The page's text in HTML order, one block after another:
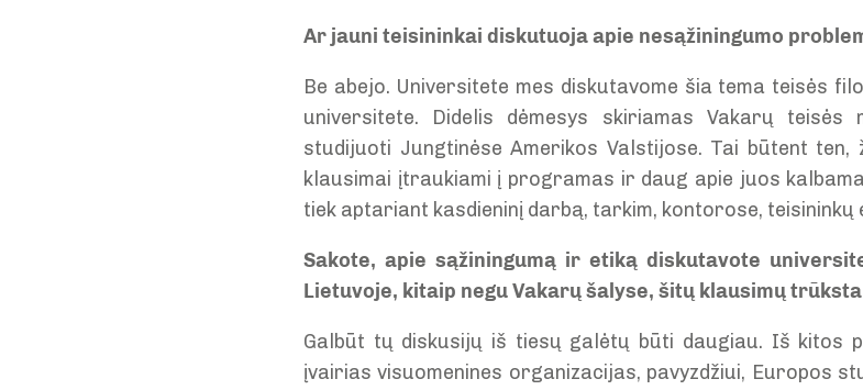
Ar jauni teisininkai diskutuoja apie nesąžiningumo
Be abejo. Universitete mes diskutavome šia tema teisės
universitete. Didelis dėmesys skiriamas Vakarų teisės
studijuoti Jungtinėse Amerikos Valstijose. Tai būtent ten,
klausimai įtraukiami į programas ir daug apie juos
tiek aptariant kasdieninį darbą, tarkim, kontorose,
Sakote, apie sąžiningumą ir etiką diskutavote
Lietuvoje, kitaip negu Vakarų šalyse, šitų klausimų
Galbūt tų diskusijų iš tiesų galėtų būti daugiau. Iš kitos
įvairias visuomenines organizacijas, pavyzdžiui, Europos